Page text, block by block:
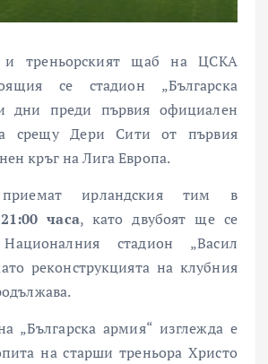
и треньорският щаб на ЦСКА
се стадион „Българска
дни преди първия официален
срещу Дери Сити от първия
кръг на Лига Европа.
приемат ирландския тим в
21:00 часа, като двубоят ще се
стадион „Васил
реконструкцията на клубния
„Българска армия“ изглежда е
на старши треньора Христо